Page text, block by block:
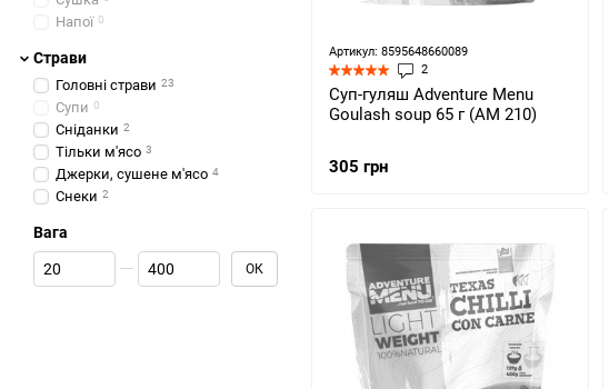
Артикул: 8595648660089
2
Суп-гуляш Adventure Menu
Goulash soup 65 г (AM 210)
305 грн
Напої 0
Страви
Головні страви 23
Супи 0
Сніданки 2
Тільки м'ясо 3
Джерки, сушене м'ясо 4
Снеки 2
Вага
Від Вага
До Вага ОК